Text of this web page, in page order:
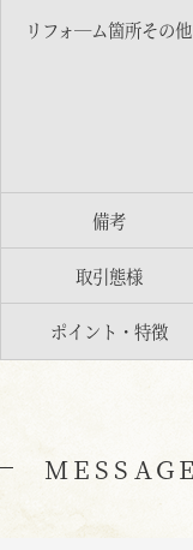
リフォ―ム箇所その他
備考
取引態様
ポイント・特徴